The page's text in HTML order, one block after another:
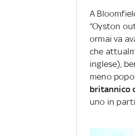
A
“Oyston
ormai va
che
inglese),
meno
britannico
uno in